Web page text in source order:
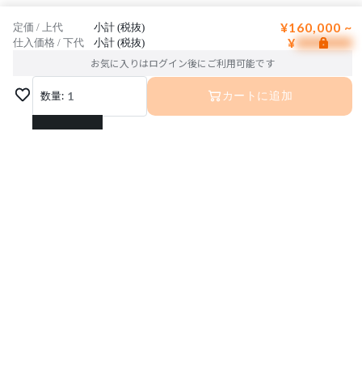
定価 / 上代 小計 (税抜) ¥160,000 ~
仕入価格 / 下代 小計 (税抜) ¥
お気に入りはログイン後にご利用可能です
数量: 1
1
カートに追加